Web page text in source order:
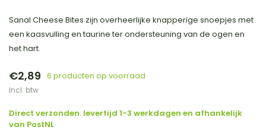
Sanal Cheese Bites zijn overheerlijke knapperige snoepjes met
een kaasvulling en taurine ter ondersteuning van de ogen en
het hart.
€2,89 6 producten op voorraad
Incl. btw
Direct verzonden. levertijd 1-3 werkdagen en afhankelijk
van PostNL